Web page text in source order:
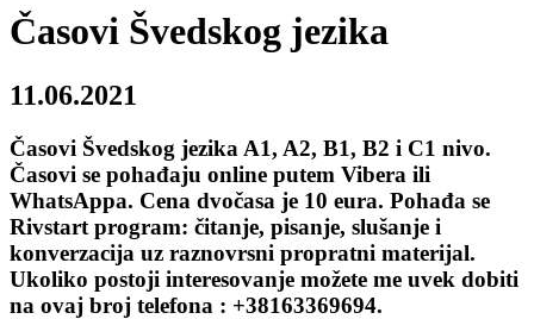
Časovi Švedskog jezika
11.06.2021
Časovi Švedskog jezika A1, A2, B1, B2 i C1 nivo.
Časovi se pohađaju online putem Vibera ili
WhatsAppa. Cena dvočasa je 10 eura. Pohađa se
Rivstart program: čitanje, pisanje, slušanje i
konverzacija uz raznovrsni propratni materijal.
Ukoliko postoji interesovanje možete me uvek dobiti
na ovaj broj telefona : +38163369694.